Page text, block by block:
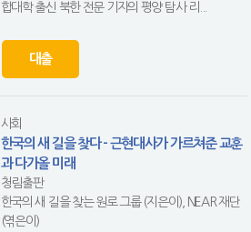
합대학 출신 북한 전문 기자의 평양 탐사 리...
대출
사회
한국의 새 길을 찾다 - 근현대사가 가르쳐준 교훈
과 다가올 미래
청림출판
한국의 새 길을 찾는 원로 그룹 (지은이), NEAR 재단
(엮은이)